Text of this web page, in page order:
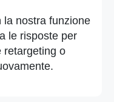
la nostra funzione
le risposte per
retargeting o